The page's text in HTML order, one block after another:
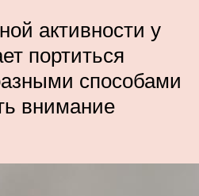
активности у
портиться
способами
внимание